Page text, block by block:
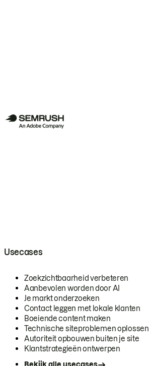
Usecases
Zoekzichtbaarheid verbeteren
Aanbevolen worden door AI
Je markt onderzoeken
Contact leggen met lokale klanten
Boeiende content maken
Technische siteproblemen oplossen
Autoriteit opbouwen buiten je site
Klantstrategieën ontwerpen